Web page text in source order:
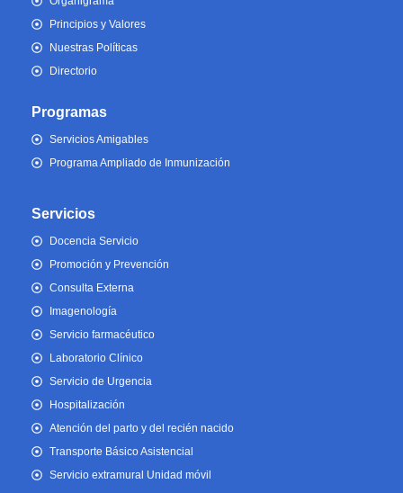
Principios y Valores
Nuestras Políticas
Directorio
Programas
Servicios Amigables
Programa Ampliado de Inmunización
Servicios
Docencia Servicio
Promoción y Prevención
Consulta Externa
Imagenología
Servicio farmacéutico
Laboratorio Clínico
Servicio de Urgencia
Hospitalización
Atención del parto y del recién nacido
Transporte Básico Asistencial
Servicio extramural Unidad móvil